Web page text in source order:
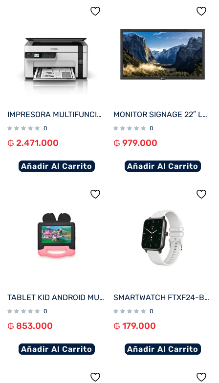
IMPRESORA MULTIFUNCIONAL EPSON M2120 ECOTANK IMP/COP/SCA/WIFI/USB/BIVOLT
0
₲ 2.471.000
Añadir Al Carrito
MONITOR SIGNAGE 22″ LG 22SM3B FHD/USB/HDMI
0
₲ 979.000
Añadir Al Carrito
TABLET KID ANDROID MULTILASER NB414 QC/64GB/4G/7″/ROSA MINNIE DISNEY
0
₲ 853.000
Añadir Al Carrito
SMARTWATCH FTXF24-BW 50MM NEGRO/GRIS 20MM ANDROID/IOS/BT/FREC. CARD
0
₲ 179.000
Añadir Al Carrito